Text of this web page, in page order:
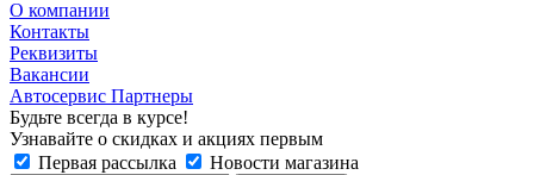
О компании
Контакты
Реквизиты
Вакансии
Автосервис Партнеры
Будьте всегда в курсе!
Узнавайте о скидках и акциях первым
Первая рассылка
Новости магазина